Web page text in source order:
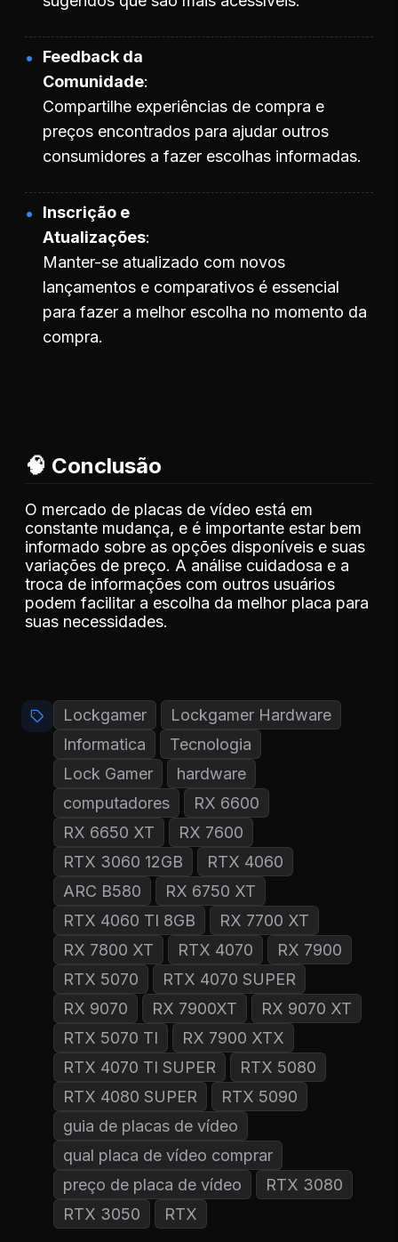
Feedback da
Comunidade
Compartilhe experiências de compra e
preços encontrados para ajudar outros
consumidores a fazer escolhas informadas.
Inscrição e
Atualizações
Manter-se atualizado com novos
lançamentos e comparativos é essencial
para fazer a melhor escolha no momento da
compra.
🧠 Conclusão
O mercado de placas de vídeo está em
constante mudança, e é importante estar bem
informado sobre as opções disponíveis e suas
variações de preço. A análise cuidadosa e a
troca de informações com outros usuários
podem facilitar a escolha da melhor placa para
suas necessidades.
Lockgamer
Lockgamer Hardware
Informatica
Tecnologia
Lock Gamer
hardware
computadores
RX 6600
RX 6650 XT
RX 7600
RTX 3060 12GB
RTX 4060
ARC B580
RX 6750 XT
RTX 4060 TI 8GB
RX 7700 XT
RX 7800 XT
RTX 4070
RX 7900
RTX 5070
RTX 4070 SUPER
RX 9070
RX 7900XT
RX 9070 XT
RTX 5070 TI
RX 7900 XTX
RTX 4070 TI SUPER
RTX 5080
RTX 4080 SUPER
RTX 5090
guia de placas de vídeo
qual placa de vídeo comprar
preço de placa de vídeo
RTX 3080
RTX 3050
RTX